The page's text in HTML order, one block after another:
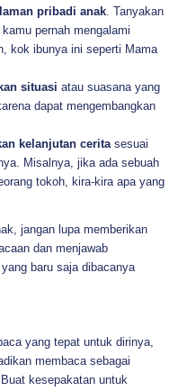
pribadi anak. Tanyakan
pernah mengalami
kok ibunya ini seperti Mama
situasi atau suasana yang
dapat mengembangkan
kelanjutan cerita sesuai
Misalnya, jika ada sebuah
tokoh, kira-kira apa yang
jangan lupa memberikan
dan menjawab
baru saja dibacanya
yang tepat untuk dirinya,
membaca sebagai
kesepakatan untuk